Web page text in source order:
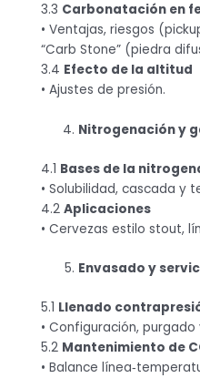
3.3 Carbonatación en
• Ventajas, riesgos
“Carb Stone” (piedra
3.4 Efecto de la altitud
• Ajustes de presión.
Nitrogenación y
4.1 Bases de la
• Solubilidad, cascada y
4.2 Aplicaciones
• Cervezas estilo stout,
Envasado y
5.1 Llenado
• Configuración,
5.2 Mantenimiento de
• Balance